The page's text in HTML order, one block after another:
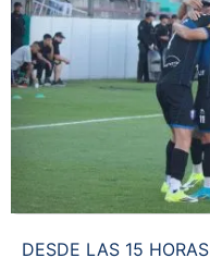
DESDE LAS 15 HORAS